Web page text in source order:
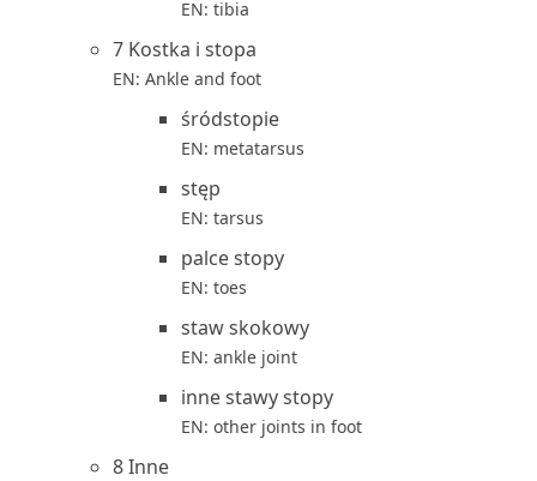
EN: tibia
7 Kostka i stopa
EN: Ankle and foot
śródstopie
EN: metatarsus
stęp
EN: tarsus
palce stopy
EN: toes
staw skokowy
EN: ankle joint
inne stawy stopy
EN: other joints in foot
8 Inne